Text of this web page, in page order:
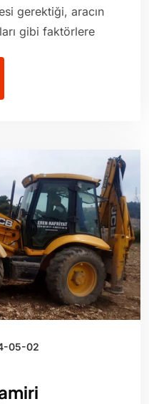
gerektiği, aracın
gibi faktörlere
05-02